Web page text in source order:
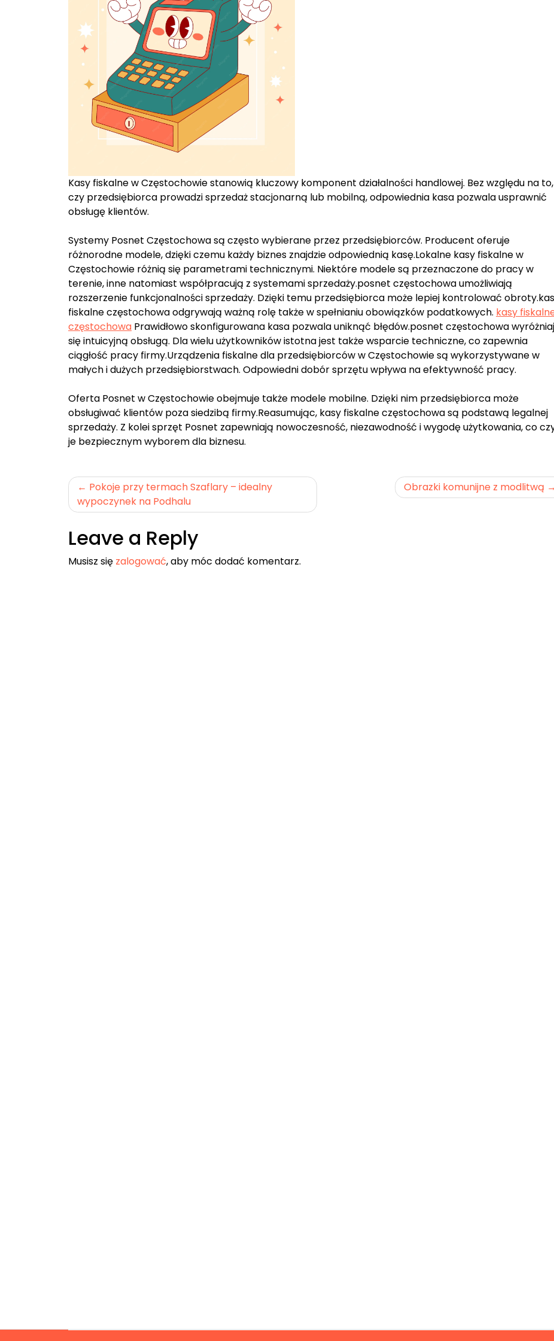
Kasy fiskalne w Częstochowie stanowią kluczowy komponent działalności handlowej. Bez względu na to,
czy przedsiębiorca prowadzi sprzedaż stacjonarną lub mobilną, odpowiednia kasa pozwala usprawnić
obsługę klientów.
Systemy Posnet Częstochowa są często wybierane przez przedsiębiorców. Producent oferuje
różnorodne modele, dzięki czemu każdy biznes znajdzie odpowiednią kasę.Lokalne kasy fiskalne w
Częstochowie różnią się parametrami technicznymi. Niektóre modele są przeznaczone do pracy w
terenie, inne natomiast współpracują z systemami sprzedaży.posnet częstochowa umożliwiają
rozszerzenie funkcjonalności sprzedaży. Dzięki temu przedsiębiorca może lepiej kontrolować
fiskalne częstochowa odgrywają ważną rolę także w spełnianiu obowiązków podatkowych. kasy
częstochowa Prawidłowo skonfigurowana kasa pozwala uniknąć błędów.posnet częstochowa
się intuicyjną obsługą. Dla wielu użytkowników istotna jest także wsparcie techniczne, co zapewnia
ciągłość pracy firmy.Urządzenia fiskalne dla przedsiębiorców w Częstochowie są wykorzystywane w
małych i dużych przedsiębiorstwach. Odpowiedni dobór sprzętu wpływa na efektywność pracy.
Oferta Posnet w Częstochowie obejmuje także modele mobilne. Dzięki nim przedsiębiorca może
obsługiwać klientów poza siedzibą firmy.Reasumując, kasy fiskalne częstochowa są podstawą legalnej
sprzedaży. Z kolei sprzęt Posnet zapewniają nowoczesność, niezawodność i wygodę użytkowania, co
je bezpiecznym wyborem dla biznesu.
Nawigacja
wpisu
Pokoje przy termach Szaflary – idealny
wypoczynek na Podhalu
Obrazki komunijne z modlitwą
Leave a Reply
Musisz się zalogować, aby móc dodać komentarz.